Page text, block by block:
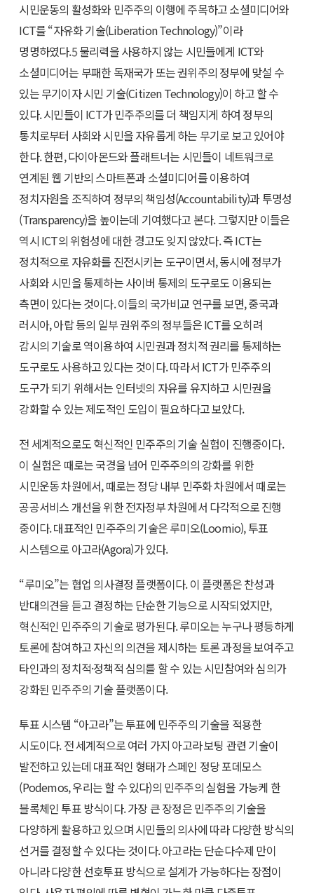
시민운동의 활성화와 민주주의 이행에 주목하고 소셜미디어와
ICT를 “자유화 기술(Liberation Technology)”이라
명명하였다.5물리력을 사용하지 않는 시민들에게 ICT와
소셜미디어는 부패한 독재국가 또는 권위주의 정부에 맞설 수
있는 무기이자 시민 기술(Citizen Technology)이 하고 할 수
있다. 시민들이 ICT가 민주주의를 더 책임지게 하여 정부의
통치로부터 사회와 시민을 자유롭게 하는 무기로 보고 있어야
한다. 한편, 다이아몬드와 플래트너는 시민들이 네트워크로
연계된 웹 기반의 스마트폰과 소셜미디어를 이용하여
정치자원을 조직하여 정부의 책임성(Accountability)과 투명성
(Transparency)을 높이는데 기여했다고 본다. 그렇지만 이들은
역시 ICT의 위험성에 대한 경고도 잊지 않았다. 즉 ICT는
정치적으로 자유화를 진전시키는 도구이면서, 동시에 정부가
사회와 시민을 통제하는 사이버 통제의 도구로도 이용되는
측면이 있다는 것이다. 이들의 국가비교 연구를 보면, 중국과
러시아, 아랍 등의 일부 권위주의 정부들은 ICT를 오히려
감시의 기술로 역이용하여 시민권과 정치적 권리를 통제하는
도구로도 사용하고 있다는 것이다. 따라서 ICT가 민주주의
도구가 되기 위해서는 인터넷의 자유를 유지하고 시민권을
강화할 수 있는 제도적인 도입이 필요하다고 보았다.
전 세계적으로도 혁신적인 민주주의 기술 실험이 진행중이다.
이 실험은 때로는 국경을 넘어 민주주의의 강화를 위한
시민운동 차원에서, 때로는 정당 내부 민주화 차원에서 때로는
공공서비스 개선을 위한 전자정부 차원에서 다각적으로 진행
중이다. 대표적인 민주주의 기술은 루미오(Loomio), 투표
시스템으로 아고라(Agora)가 있다.
“루미오”는 협업 의사결정 플랫폼이다. 이 플랫폼은 찬성과
반대의견을 듣고 결정하는 단순한 기능으로 시작되었지만,
혁신적인 민주주의 기술로 평가된다. 루미오는 누구나 평등하게
토론에 참여하고 자신의 의견을 제시하는 토론 과정을 보여주고
타인과의 정치적·정책적 심의를 할 수 있는 시민참여와 심의가
강화된 민주주의 기술 플랫폼이다.
투표 시스템 “아고라”는 투표에 민주주의 기술을 적용한
시도이다. 전 세계적으로 여러 가지 아고라 보팅 관련 기술이
발전하고 있는데 대표적인 형태가 스페인 정당 포데모스
(Podemos, 우리는 할 수 있다)의 민주주의 실험을 가능케 한
블록체인 투표 방식이다. 가장 큰 장정은 민주주의 기술을
다양하게 활용하고 있으며 시민들의 의사에 따라 다양한 방식의
선거를 결정할 수 있다는 것이다. 아고라는 단순다수제 만이
아니라 다양한 선호투표 방식으로 설계가 가능하다는 장점이